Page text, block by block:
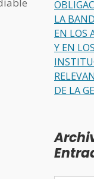
LA
EN LOS
Y EN
DE LA